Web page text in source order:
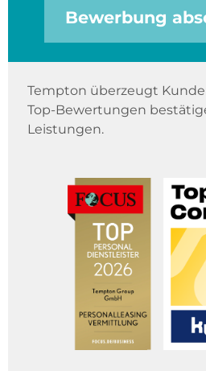
Bewerbung
Tempton überzeugt
Top-Bewertungen
Leistungen.